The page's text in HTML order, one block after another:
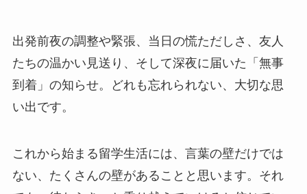
出発前夜の調整や緊張、当日の慌ただしさ、友人
たちの温かい見送り、そして深夜に届いた「無事
到着」の知らせ。どれも忘れられない、大切な思
い出です。
これから始まる留学生活には、言葉の壁だけでは
ない、たくさんの壁があることと思います。それ